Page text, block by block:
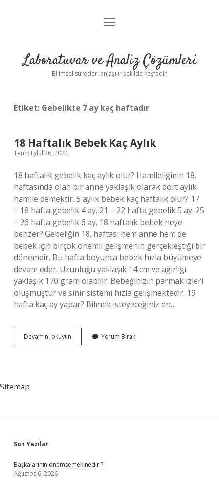
Anasayfa
Yasal Uyarı
menüyü
Laboratuvar ve Analiz Çözümleri
Bilimsel süreçleri anlaşılır şekilde keşfedin
Etiket: Gebelikte 7 ay kaç haftadır
18 Haftalık Bebek Kaç Aylık
Tarih: Eylül 26, 2024
18 haftalık gebelik kaç aylık olur? Hamileliğinin 18.
haftasında olan bir anne yaklaşık olarak dört aylık
hamile demektir. 5 aylık bebek kaç haftalık olur? 17
– 18 hafta gebelik 4 ay. 21 – 22 hafta gebelik 5 ay. 25
– 26 hafta gebelik 6 ay. 18 haftalık bebek neye
benzer? Gebeliğin 18. haftası hem anne hem de
bebek için birçok önemli gelişmenin gerçekleştiği bir
dönemdir. Bu hafta boyunca bebek hızla büyümeye
devam eder. Uzunluğu yaklaşık 14 cm ve ağırlığı
yaklaşık 170 gram olabilir. Bebeğinizin parmak izleri
oluşmuştur ve sinir sistemi hızla gelişmektedir. 19
hafta kaç ay yapar? Bilmek isteyeceğiniz en…
Devamını okuyun
Haftalık
Yorum Bırak
Sitemap
Sidebar
Son Yazılar
Başkalarının önemsemek nedir ?
Ağustos 6, 2026